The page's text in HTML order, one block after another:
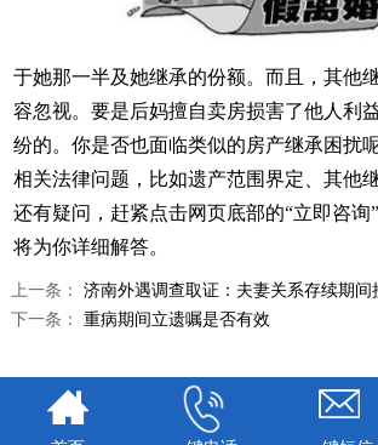
于她那一半及她继承的份额。而且，其他
容忽视。要是后妈擅自卖房损害了他人利
纷的。你是否也面临类似的房产继承困扰
相关法律问题，比如遗产范围界定、其他
还有疑问，赶紧点击网页底部的“立即咨询
将为你详细解答。
上一条： 济南外遇调查取证：夫妻关系存续期
下一条： 重病期间立遗嘱是否有效